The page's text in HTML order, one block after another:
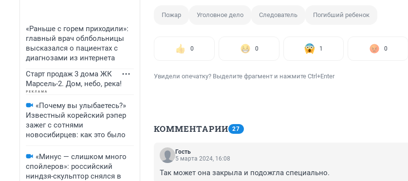
«Раньше с горем приходили»:
главный врач облбольницы
высказался о пациентах с
диагнозами из интернета
Старт продаж 3 дома ЖК
Марсель-2. Дом, небо, река!
«Почему вы улыбаетесь?»
Известный корейский рэпер
зажег с сотнями
новосибирцев: как это было
«Минус — слишком много
спойлеров»: российский
ниндзя-скульптор снялся в
Пожар Уголовное дело Следователь Погибший ребенок
0 0 1 0
Увидели опечатку? Выделите фрагмент и нажмите Ctrl+Enter
КОММЕНТАРИИ 27
Гость
5 марта 2024, 16:08
Так может она закрыла и подожгла специально.